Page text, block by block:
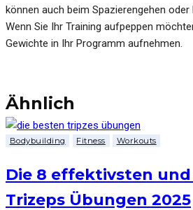
können auch beim Spazierengehen
Wenn Sie Ihr Training aufpeppen
Gewichte in Ihr Programm aufnehmen.
Ähnlich
Bodybuilding Fitness Workouts
Die 8 effektivsten
Trizeps Übungen 2025